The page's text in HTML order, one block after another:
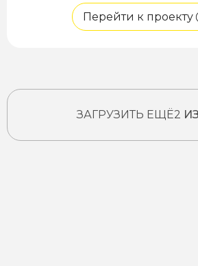
Перейти к проекту
ЗАГРУЗИТЬ ЕЩЁ2 ИЗ